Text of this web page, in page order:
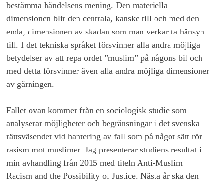
bestämma händelsens mening. Den materiella
dimensionen blir den centrala, kanske till och med den
enda, dimensionen av skadan som man verkar ta hänsyn
till. I det tekniska språket försvinner alla andra möjliga
betydelser av att repa ordet ”muslim” på någons bil och
med detta försvinner även alla andra möjliga dimensioner
av gärningen.
Fallet ovan kommer från en sociologisk studie som
analyserar möjligheter och begränsningar i det svenska
rättsväsendet vid hantering av fall som på något sätt rör
rasism mot muslimer. Jag presenterar studiens resultat i
min avhandling från 2015 med titeln Anti-Muslim
Racism and the Possibility of Justice. Nästa år ska den